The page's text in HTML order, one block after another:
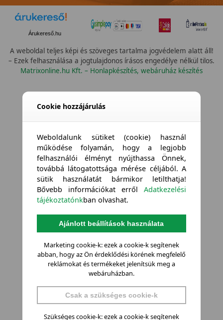
Árukereső.hu
A weboldal teljes képi és szöveges tartalma jogvédelem alatt áll!
– Ezek felhasználása a jogtulajdonos írásos engedélye nélkül tilos.
Matrixonline.hu Kft. – Honlapkészítés, webáruház készítés
Cookie hozzájárulás
Weboldalunk sütiket (cookie) használ
működése folyamán, hogy a legjobb
felhasználói élményt nyújthassa Önnek,
továbbá látogatottsága mérése céljából. A
sütik használatát bármikor letilthatja!
Bővebb információkat errőlAdatkezelési
tájékoztatónkban olvashat.
Ajánlott beállítások használata
Marketing cookie-k: ezek a cookie-k segítenek
abban, hogy az Ön érdeklődési körének megfelelő
reklámokat és termékeket jelenítsük meg a
webáruházban.
Csak a szükséges cookie-k
Szükséges cookie-k: ezek a cookie-k segítenek